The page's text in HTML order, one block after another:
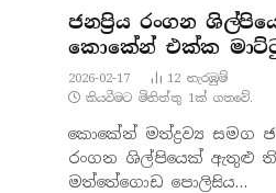
ජනප්‍රිය රංගන
කොකේන් එක්ක
2026-02-17 12 නැරඹු​ම්
කියවීමට මිනිත්තු 1ක් ගතවේ.
කොකේන් මත්ද්‍රව්‍ය සමග
රංගන ශිල්පියෙක් ඇතුළු
මත්තේගොඩ පොලිසිය…